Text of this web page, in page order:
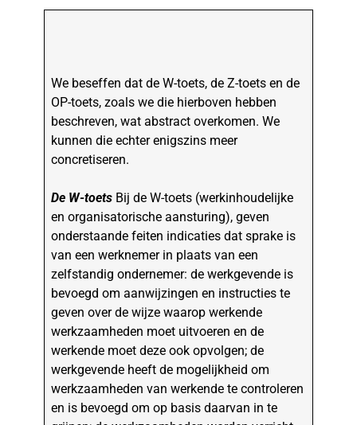
We beseffen dat de W-toets, de Z-toets en de
OP-toets, zoals we die hierboven hebben
beschreven, wat abstract overkomen. We
kunnen die echter enigszins meer
concretiseren.
De W-toets Bij de W-toets (werkinhoudelijke
en organisatorische aansturing), geven
onderstaande feiten indicaties dat sprake is
van een werknemer in plaats van een
zelfstandig ondernemer: de werkgevende is
bevoegd om aanwijzingen en instructies te
geven over de wijze waarop werkende
werkzaamheden moet uitvoeren en de
werkende moet deze ook opvolgen; de
werkgevende heeft de mogelijkheid om
werkzaamheden van werkende te controleren
en is bevoegd om op basis daarvan in te